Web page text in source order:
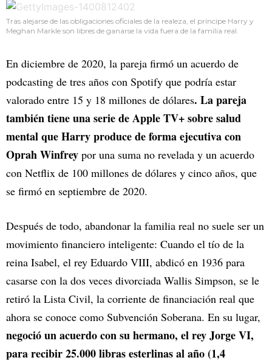
Tras alejarse de las obligaciones oficiales de la realeza, el príncipe Harry y
Meghan Markle son libres de ganarse la vida fuera de la familia real.
En diciembre de 2020, la pareja firmó un acuerdo de
podcasting de tres años con Spotify que podría estar
valorado entre 15 y 18 millones de dólares. La pareja
también tiene una serie de Apple TV+ sobre salud
mental que Harry produce de forma ejecutiva con
Oprah Winfrey por una suma no revelada y un acuerdo
con Netflix de 100 millones de dólares y cinco años, que
se firmó en septiembre de 2020.
Después de todo, abandonar la familia real no suele ser un
movimiento financiero inteligente: Cuando el tío de la
reina Isabel, el rey Eduardo VIII, abdicó en 1936 para
casarse con la dos veces divorciada Wallis Simpson, se le
retiró la Lista Civil, la corriente de financiación real que
ahora se conoce como Subvención Soberana. En su lugar,
negoció un acuerdo con su hermano, el rey Jorge VI,
para recibir 25.000 libras esterlinas al año (1,4